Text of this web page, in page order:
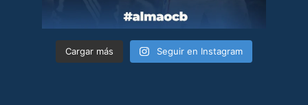
Cargar más Seguir en Instagram